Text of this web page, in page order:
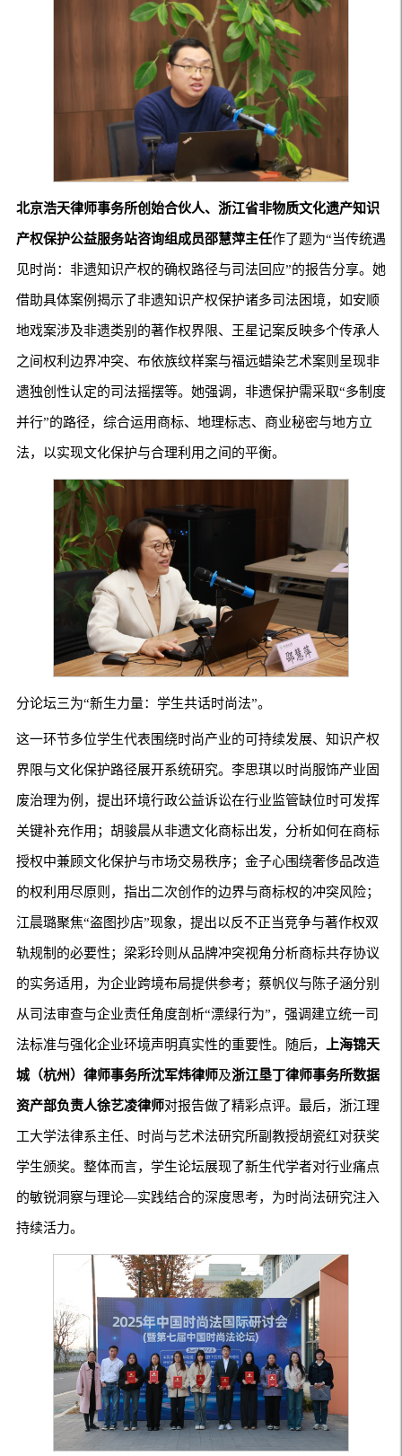
北京浩天律师事务所创始合伙人、浙江省非物质文化遗产知识
产权保护公益服务站咨询组成员邵慧萍主任作了题为“当传统遇
见时尚：非遗知识产权的确权路径与司法回应”的报告分享。她
借助具体案例揭示了非遗知识产权保护诸多司法困境，如安顺
地戏案涉及非遗类别的著作权界限、王星记案反映多个传承人
之间权利边界冲突、布依族纹样案与福远蜡染艺术案则呈现非
遗独创性认定的司法摇摆等。她强调，非遗保护需采取“多制度
并行”的路径，综合运用商标、地理标志、商业秘密与地方立
法，以实现文化保护与合理利用之间的平衡。
分论坛三为“新生力量：学生共话时尚法”。
这一环节多位学生代表围绕时尚产业的可持续发展、知识产权
界限与文化保护路径展开系统研究。李思琪以时尚服饰产业固
废治理为例，提出环境行政公益诉讼在行业监管缺位时可发挥
关键补充作用；胡骏晨从非遗文化商标出发，分析如何在商标
授权中兼顾文化保护与市场交易秩序；金子心围绕奢侈品改造
的权利用尽原则，指出二次创作的边界与商标权的冲突风险；
江晨璐聚焦“盗图抄店”现象，提出以反不正当竞争与著作权双
轨规制的必要性；梁彩玲则从品牌冲突视角分析商标共存协议
的实务适用，为企业跨境布局提供参考；蔡帆仪与陈子涵分别
从司法审查与企业责任角度剖析“漂绿行为”，强调建立统一司
法标准与强化企业环境声明真实性的重要性。随后， 上海锦天
城（杭州）律师事务所沈军炜律师及浙江垦丁律师事务所数据
资产部负责人徐艺凌律师对报告做了精彩点评。最后，浙江理
工大学法律系主任、时尚与艺术法研究所副教授胡瓷红对获奖
学生颁奖。整体而言，学生论坛展现了新生代学者对行业痛点
的敏锐洞察与理论—实践结合的深度思考，为时尚法研究注入
持续活力。